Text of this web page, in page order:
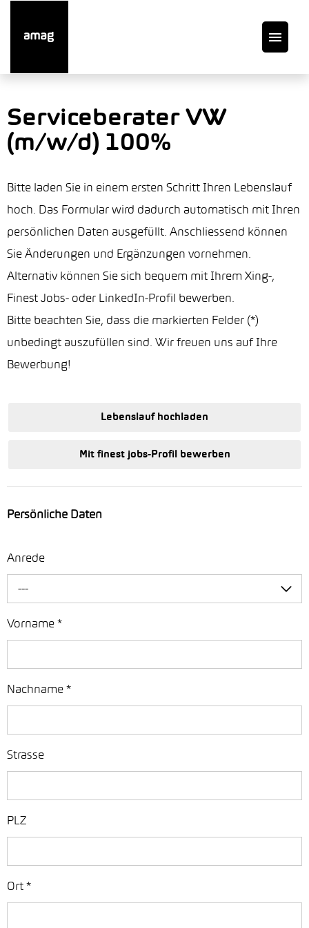
Offene Stellen
Auto finden
Garage suchen
Serviceberater VW
(m/w/d) 100%
Bitte laden Sie in einem ersten Schritt Ihren Lebenslauf
hoch. Das Formular wird dadurch automatisch mit Ihren
persönlichen Daten ausgefüllt. Anschliessend können
Sie Änderungen und Ergänzungen vornehmen.
Alternativ können Sie sich bequem mit Ihrem Xing-,
Finest Jobs- oder LinkedIn-Profil bewerben.
Bitte beachten Sie, dass die markierten Felder (*)
unbedingt auszufüllen sind. Wir freuen uns auf Ihre
Bewerbung!
Lebenslauf hochladen
Mit finest jobs-Profil bewerben
Persönliche Daten
Anrede
---
Vorname *
Nachname *
Strasse
PLZ
Ort *